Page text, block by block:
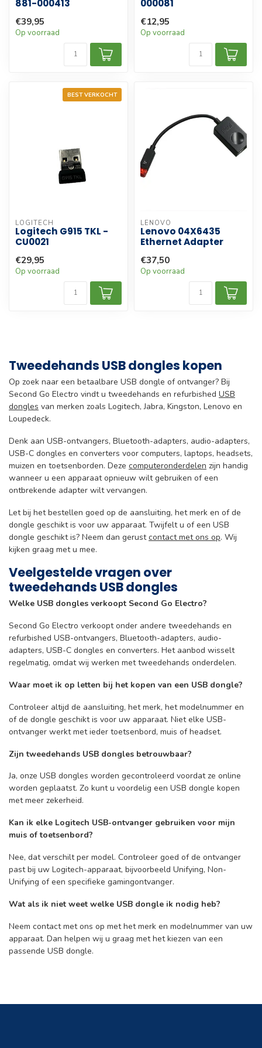
881-000413
€39,95
Op voorraad
000081
€12,95
Op voorraad
BEST VERKOCHT
LOGITECH
Logitech G915 TKL -
CU0021
€29,95
Op voorraad
LENOVO
Lenovo 04X6435
Ethernet Adapter
€37,50
Op voorraad
Tweedehands USB dongles kopen
Op zoek naar een betaalbare USB dongle of ontvanger? Bij
Second Go Electro vindt u tweedehands en refurbished USB
dongles van merken zoals Logitech, Jabra, Kingston, Lenovo en
Loupedeck.
Denk aan USB-ontvangers, Bluetooth-adapters, audio-adapters,
USB-C dongles en converters voor computers, laptops, headsets,
muizen en toetsenborden. Deze computeronderdelen zijn handig
wanneer u een apparaat opnieuw wilt gebruiken of een
ontbrekende adapter wilt vervangen.
Let bij het bestellen goed op de aansluiting, het merk en of de
dongle geschikt is voor uw apparaat. Twijfelt u of een USB
dongle geschikt is? Neem dan gerustcontact met ons op. Wij
kijken graag met u mee.
Veelgestelde vragen over
tweedehands USB dongles
Welke USB dongles verkoopt Second Go Electro?
Second Go Electro verkoopt onder andere tweedehands en
refurbished USB-ontvangers, Bluetooth-adapters, audio-
adapters, USB-C dongles en converters. Het aanbod wisselt
regelmatig, omdat wij werken met tweedehands onderdelen.
Waar moet ik op letten bij het kopen van een USB dongle?
Controleer altijd de aansluiting, het merk, het modelnummer en
of de dongle geschikt is voor uw apparaat. Niet elke USB-
ontvanger werkt met ieder toetsenbord, muis of headset.
Zijn tweedehands USB dongles betrouwbaar?
Ja, onze USB dongles worden gecontroleerd voordat ze online
worden geplaatst. Zo kunt u voordelig een USB dongle kopen
met meer zekerheid.
Kan ik elke Logitech USB-ontvanger gebruiken voor mijn
muis of toetsenbord?
Nee, dat verschilt per model. Controleer goed of de ontvanger
past bij uw Logitech-apparaat, bijvoorbeeld Unifying, Non-
Unifying of een specifieke gamingontvanger.
Wat als ik niet weet welke USB dongle ik nodig heb?
Neem contact met ons op met het merk en modelnummer van uw
apparaat. Dan helpen wij u graag met het kiezen van een
passende USB dongle.